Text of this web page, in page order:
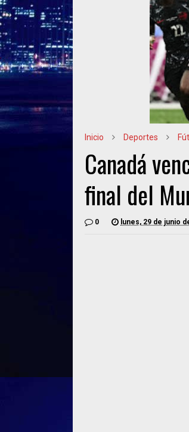
Inicio Deportes
Canadá
final del
0 lunes, 29 de junio